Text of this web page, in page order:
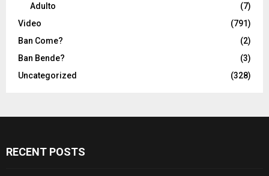
Adulto
(7)
Video
(791)
Ban Come?
(2)
Ban Bende?
(3)
Uncategorized
(328)
RECENT POSTS